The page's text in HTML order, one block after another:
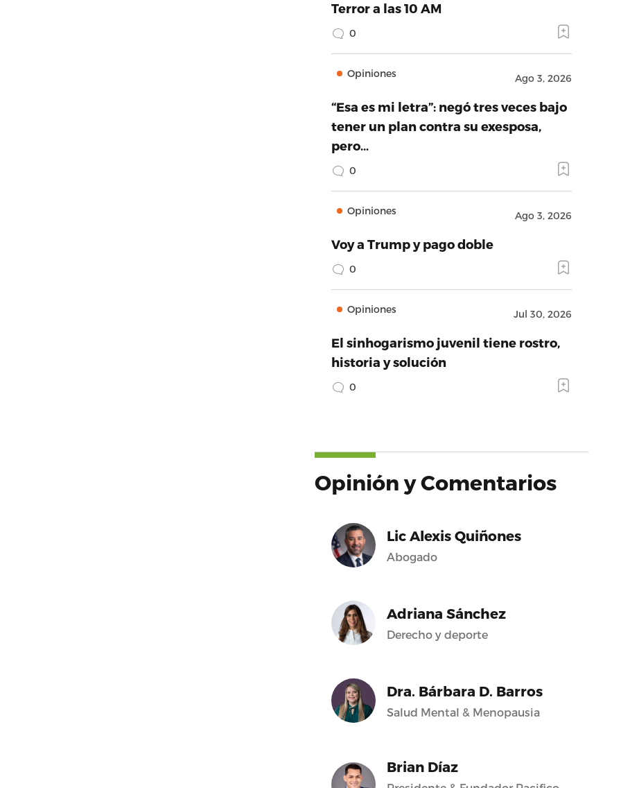
Terror a las 10 AM
0
Opiniones Ago 3, 2026
“Esa es mi letra”: negó tres veces bajo
tener un plan contra su exesposa,
pero…
0
Opiniones Ago 3, 2026
Voy a Trump y pago doble
0
Opiniones Jul 30, 2026
El sinhogarismo juvenil tiene rostro,
historia y solución
0
Opinión y Comentarios
Lic Alexis Quiñones
Abogado
Adriana Sánchez
Derecho y deporte
Dra. Bárbara D. Barros
Salud Mental & Menopausia
Brian Díaz